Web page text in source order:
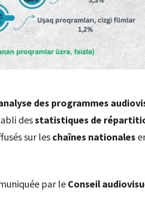
des programmes
desstatistiques de
sur les chaînes nationales
par le Conseil